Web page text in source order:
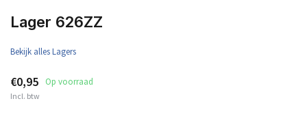
Lager 626ZZ
Bekijk alles Lagers
€0,95 Op voorraad
Incl. btw